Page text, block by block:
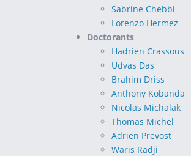
Sabrine Chebbi
Lorenzo Hermez
Doctorants
Hadrien Crassous
Udvas Das
Brahim Driss
Anthony Kobanda
Nicolas Michalak
Thomas Michel
Adrien Prevost
Waris Radji